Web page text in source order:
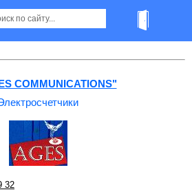
в Ташкенте Страница 2
COMMUNICATIONS"
32